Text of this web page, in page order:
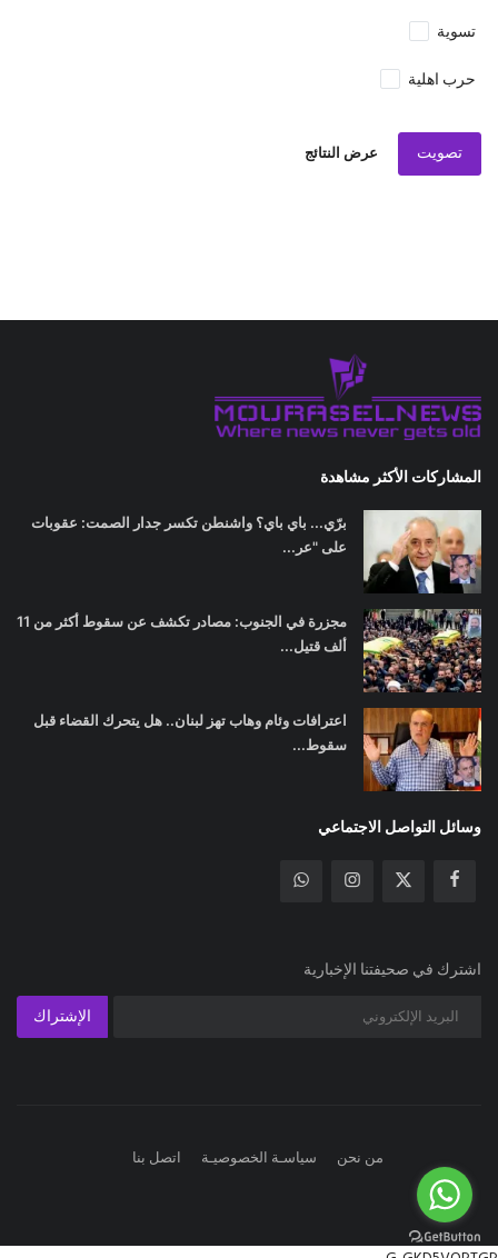
تسوية
حرب اهلية
تصويت عرض النتائج
المشاركات الأكثر مشاهدة
برّي... باي باي؟ واشنطن تكسر جدار الصمت: عقوبات
على "عر...
مجزرة في الجنوب: مصادر تكشف عن سقوط أكثر من 11
ألف قتيل...
اعترافات وئام وهاب تهز لبنان.. هل يتحرك القضاء قبل
سقوط...
وسائل التواصل الاجتماعي
اشترك في صحيفتنا الإخبارية
الإشتراك
من نحن سياسـة الخصوصيـة اتصل بنا